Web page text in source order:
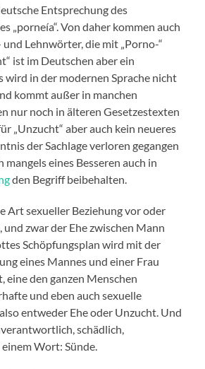
Entsprechung des
„porneía“. Von daher kommen auch
Lehnwörter, die mit „Porno-“
ist im Deutschen aber ein
wird in der modernen Sprache nicht
kommt außer in manchen
nur noch in älteren Gesetzestexten
„Unzucht“ aber auch kein neueres
der Sachlage verloren gegangen
mangels eines Besseren auch in
den Begriff beibehalten.
Art sexueller Beziehung vor oder
und zwar der Ehe zwischen Mann
Schöpfungsplan wird mit der
eines Mannes und einer Frau
eine den ganzen Menschen
und eben auch sexuelle
entweder Ehe oder Unzucht. Und
schädlich,
Wort: Sünde.